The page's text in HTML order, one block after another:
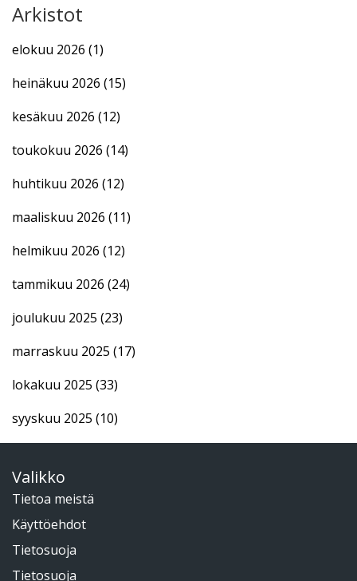
Arkistot
elokuu 2026 (1)
heinäkuu 2026 (15)
kesäkuu 2026 (12)
toukokuu 2026 (14)
huhtikuu 2026 (12)
maaliskuu 2026 (11)
helmikuu 2026 (12)
tammikuu 2026 (24)
joulukuu 2025 (23)
marraskuu 2025 (17)
lokakuu 2025 (33)
syyskuu 2025 (10)
Valikko
Tietoa meistä
Käyttöehdot
Tietosuoja
Tietosuoja